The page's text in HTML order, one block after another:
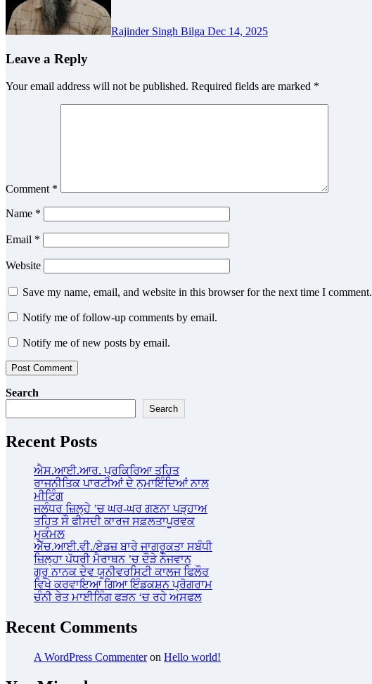
Rajinder Singh Bilga Dec 14, 2025
Leave a Reply
Your email address will not be published. Required fields are marked *
Comment *
Name *
Email *
Website
Save my name, email, and website in this browser for the next time I comment.
Notify me of follow-up comments by email.
Notify me of new posts by email.
Search
Search
Recent Posts
ਐਸ.ਆਈ.ਆਰ. ਪ੍ਰਕਿਰਿਆ ਤਹਿਤ
ਰਾਜਨੀਤਿਕ ਪਾਰਟੀਆਂ ਦੇ ਨੁਮਾਇੰਦਿਆਂ ਨਾਲ
ਮੀਟਿੰਗ
ਜਲੰਧਰ ਜ਼ਿਲ੍ਹੇ ’ਚ ਘਰ-ਘਰ ਗਣਨਾ ਪੜ੍ਹਾਅ
ਤਹਿਤ ਸੌ ਫੀਸਦੀ ਕਾਰਜ ਸਫ਼ਲਤਾਪੂਰਵਕ
ਮੁਕੰਮਲ
ਐੱਚ.ਆਈ.ਵੀ./ਏਡਜ਼ ਬਾਰੇ ਜਾਗਰੂਕਤਾ ਸਬੰਧੀ
ਜ਼ਿਲ੍ਹਾ ਪੱਧਰੀ ਮੈਰਾਥਨ ’ਚ ਦੌੜੇ ਨੌਜਵਾਨ
ਗੁਰੂ ਨਾਨਕ ਦੇਵ ਯੂਨੀਵਰਸਿਟੀ ਕਾਲਜ ਫਿਲੌਰ
ਵਿਖੇ ਕਰਵਾਇਆ ਗਿਆ ਇੰਡਕਸ਼ਨ ਪ੍ਰੋਗਰਾਮ
ਚੰਨੀ ਰੇਤ ਮਾਈਨਿੰਗ ਫੜਨ ‘ਚ ਰਹੇ ਅਸਫਲ
Recent Comments
A WordPress Commenteron Hello world!